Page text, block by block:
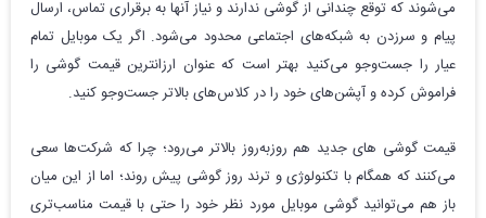
می‌شوند که توقع چندانی از گوشی ندارند و نیاز آنها به برقراری تماس، ارسال
پیام و سرزدن به شبکه‌های اجتماعی محدود می‌شود. اگر یک موبایل تمام
عیار را جست‌و‌جو می‌کنید بهتر است که عنوان ارزانترین قیمت گوشی را
فراموش کرده و آپشن‌های خود را در کلاس‌های بالا‌تر جست‌و‌جو کنید.
قیمت گوشی های جدید هم روز‌به‌‌روز بالاتر می‌رود؛ چرا که شرکت‌ها سعی
می‌کنند که همگام با تکنولوژی و ترند روز گوشی پیش روند؛ اما از این میان
باز هم می‌توانید گوشی موبایل مورد نظر خود را حتی با قیمت مناسب‌تری